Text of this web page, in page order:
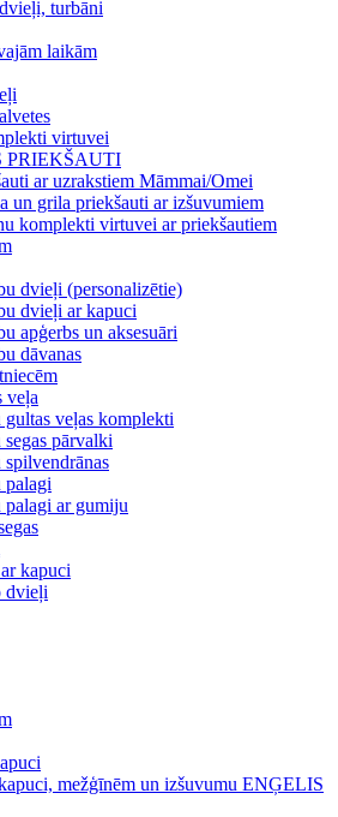
turbāni
laikām
virtuvei
PRIEKŠAUTI
ar uzrakstiem Māmmai/Omei
un grila priekšauti ar izšuvumiem
komplekti virtuvei ar priekšautiem
dvieļi (personalizētie)
dvieļi ar kapuci
apģerbs un aksesuāri
dāvanas
veļa
gultas veļas komplekti
pārvalki
spilvendrānas
palagi
palagi ar gumiju
kapuci
dvieļi
mežģīnēm un izšuvumu ENĢELIS